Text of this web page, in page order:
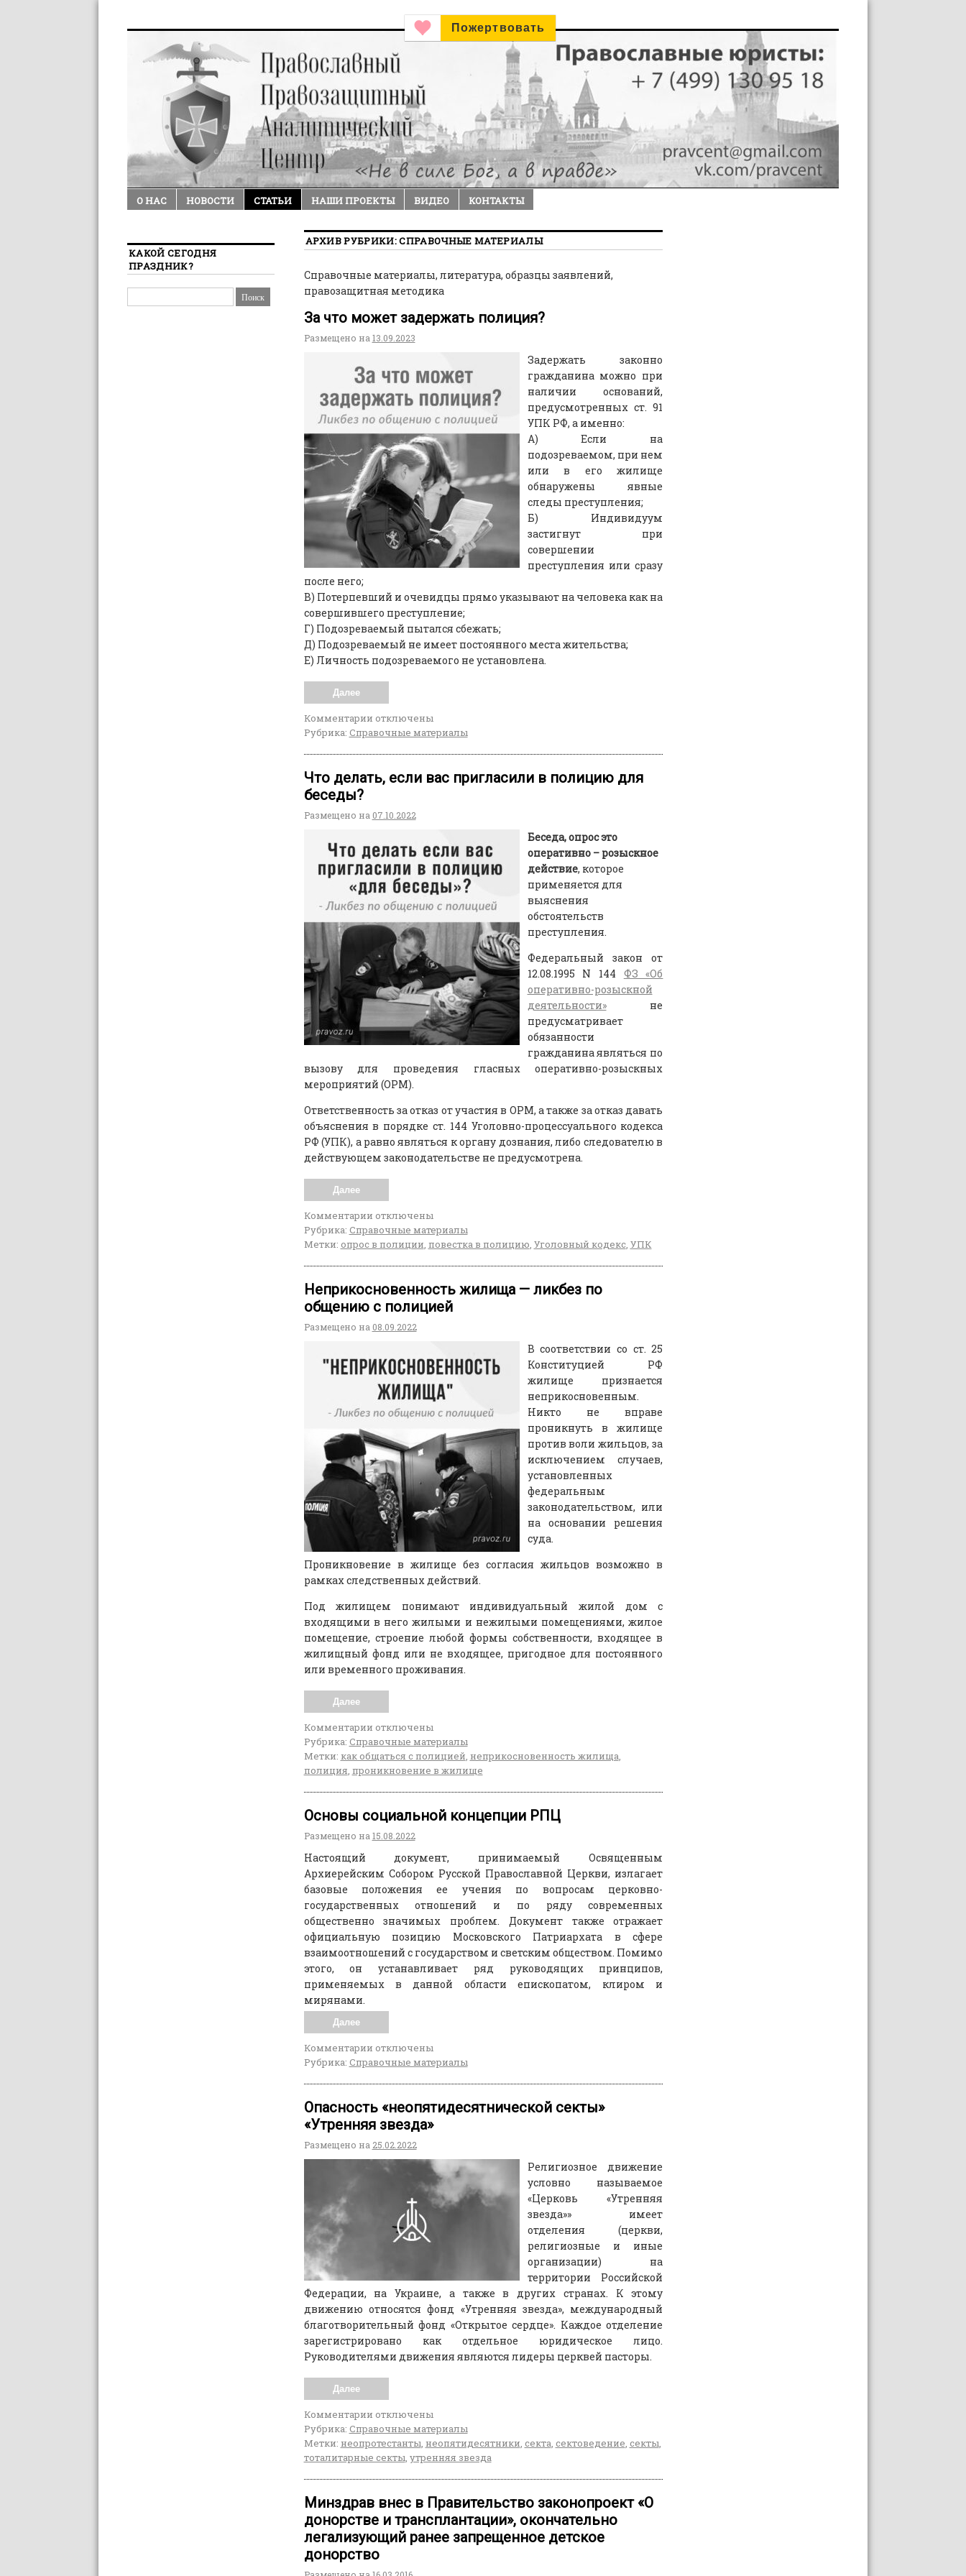
Пожертвовать
О НАС НОВОСТИ СТАТЬИ НАШИ ПРОЕКТЫ ВИДЕО КОНТАКТЫ
АРХИВ РУБРИКИ:СПРАВОЧНЫЕ МАТЕРИАЛЫ
Справочные материалы, литература, образцы заявлений,
правозащитная методика
За что может задержать полиция?
Размещено на 13.09.2023
Задержать законно
гражданина можно при
наличии оснований,
предусмотренных ст. 91
УПК РФ, а именно:
А) Если на
подозреваемом, при нем
или в его жилище
обнаружены явные
следы преступления;
Б) Индивидуум
застигнут при
совершении
преступления или сразу
после него;
В) Потерпевший и очевидцы прямо указывают на человека как на
совершившего преступление;
Г) Подозреваемый пытался сбежать;
Д) Подозреваемый не имеет постоянного места жительства;
Е) Личность подозреваемого не установлена.
Далее
Комментарии отключены
Рубрика: Справочные материалы
Что делать, если вас пригласили в полицию для
беседы?
Размещено на 07.10.2022
Беседа, опрос это
оперативно – розыскное
действие, которое
применяется для
выяснения
обстоятельств
преступления.
Федеральный закон от
12.08.1995 N 144 ФЗ «Об
оперативно-розыскной
деятельности»не
предусматривает
обязанности
гражданина являться по
вызову для проведения гласных оперативно-розыскных
мероприятий (ОРМ).
Ответственность за отказ от участия в ОРМ, а также за отказ давать
объяснения в порядке ст. 144 Уголовно-процессуального кодекса
РФ (УПК), а равно являться к органу дознания, либо следователю в
действующем законодательстве не предусмотрена.
Далее
Комментарии отключены
Рубрика: Справочные материалы
Метки: опрос в полиции, повестка в полицию, Уголовный кодекс, УПК
Неприкосновенность жилища — ликбез по
общению с полицией
Размещено на 08.09.2022
В соответствии со ст. 25
Конституцией РФ
жилище признается
неприкосновенным.
Никто не вправе
проникнуть в жилище
против воли жильцов, за
исключением случаев,
установленных
федеральным
законодательством, или
на основании решения
суда.
Проникновение в жилище без согласия жильцов возможно в
рамках следственных действий.
Под жилищем понимают индивидуальный жилой дом с
входящими в него жилыми и нежилыми помещениями, жилое
помещение, строение любой формы собственности, входящее в
жилищный фонд или не входящее, пригодное для постоянного
или временного проживания.
Далее
Комментарии отключены
Рубрика: Справочные материалы
Метки: как общаться с полицией, неприкосновенность жилища,
полиция, проникновение в жилище
Основы cоциальной концепции РПЦ
Размещено на 15.08.2022
Настоящий документ, принимаемый Освященным
Архиерейским Собором Русской Православной Церкви, излагает
базовые положения ее учения по вопросам церковно-
государственных отношений и по ряду современных
общественно значимых проблем. Документ также отражает
официальную позицию Московского Патриархата в сфере
взаимоотношений с государством и светским обществом. Помимо
этого, он устанавливает ряд руководящих принципов,
применяемых в данной области епископатом, клиром и
мирянами.
Далее
Комментарии отключены
Рубрика: Справочные материалы
Опасность «неопятидесятнической секты»
«Утренняя звезда»
Размещено на 25.02.2022
Религиозное движение
условно называемое
«Церковь «Утренняя
звезда»» имеет
отделения (церкви,
религиозные и иные
организации) на
территории Российской
Федерации, на Украине, а также в других странах. К этому
движению относятся фонд «Утренняя звезда», международный
благотворительный фонд «Открытое сердце». Каждое отделение
зарегистрировано как отдельное юридическое лицо.
Руководителями движения являются лидеры церквей пасторы.
Далее
Комментарии отключены
Рубрика: Справочные материалы
Метки: неопротестанты, неопятидесятники, секта, сектоведение, секты,
тоталитарные секты, утренняя звезда
Минздрав внес в Правительство законопроект «О
донорстве и трансплантации», окончательно
легализующий ранее запрещенное детское
донорство
КАКОЙ СЕГОДНЯ
ПРАЗДНИК?